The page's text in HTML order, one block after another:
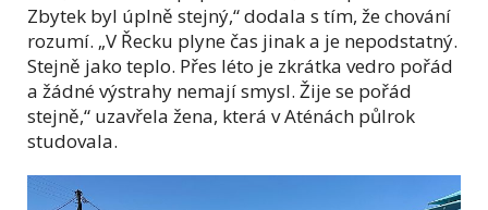
Zbytek byl úplně stejný,“ dodala s tím, že chování
rozumí. „V Řecku plyne čas jinak a je nepodstatný.
Stejně jako teplo. Přes léto je zkrátka vedro pořád
a žádné výstrahy nemají smysl. Žije se pořád
stejně,“ uzavřela žena, která v Aténách půlrok
studovala.